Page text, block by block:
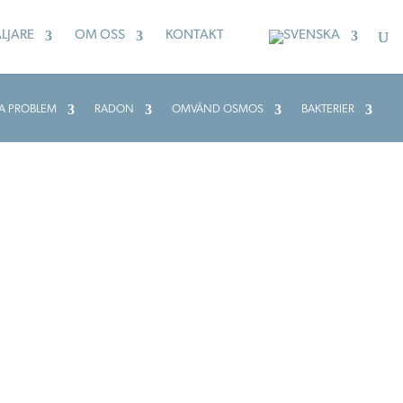
OM OSS KONTAKT
PROBLEM RADON OMVÄND OSMOS BAKTERIER